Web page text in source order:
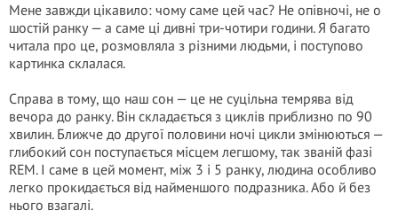
Мене завжди цікавило: чому саме цей час? Не опівночі, не о
шостій ранку — а саме ці дивні три-чотири години. Я багато
читала про це, розмовляла з різними людьми, і поступово
картинка склалася.
Справа в тому, що наш сон — це не суцільна темрява від
вечора до ранку. Він складається з циклів приблизно по 90
хвилин. Ближче до другої половини ночі цикли змінюються —
глибокий сон поступається місцем легшому, так званій фазі
REM. І саме в цей момент, між 3 і 5 ранку, людина особливо
легко прокидається від найменшого подразника. Або й без
нього взагалі.